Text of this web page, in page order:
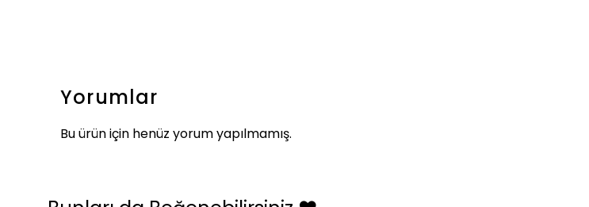
Yorumlar
Bu ürün için henüz yorum yapılmamış.